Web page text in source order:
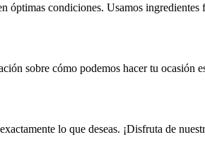
óptimas condiciones. Usamos ingredientes
sobre cómo podemos hacer tu ocasión
lo que deseas. ¡Disfruta de